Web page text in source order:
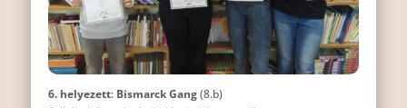
6. helyezett: Bismarck Gang(8.b)